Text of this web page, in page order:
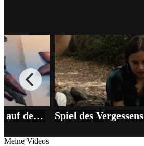
Spiel des Vergessens
Die Akki-Reporter auf dem Weihnachtsmarkt
Meine Videos